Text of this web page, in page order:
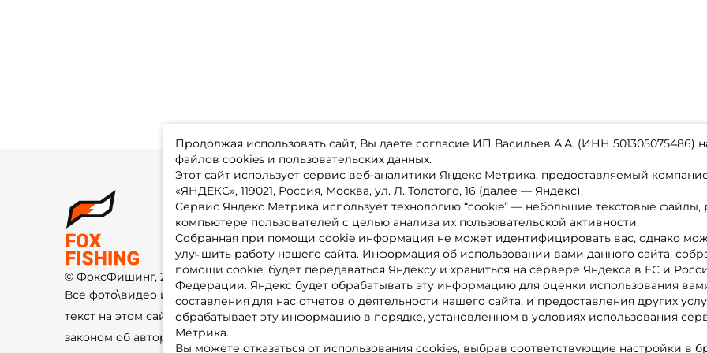
Продолжая использовать сайт, Вы даете согласие ИП Васильев А.А. (ИНН 501305075486)
файлов cookies и пользовательских данных.
Этот сайт использует сервис веб-аналитики Яндекс Метрика, предоставляемый
«ЯНДЕКС», 119021, Россия, Москва, ул. Л. Толстого, 16 (далее — Яндекс).
Сервис Яндекс Метрика использует технологию “cookie” — небольшие текстовые
компьютере пользователей с целью анализа их пользовательской активности.
Собранная при помощи cookie информация не может идентифицировать вас, однако
улучшить работу нашего сайта. Информация об использовании вами данного сайта,
помощи cookie, будет передаваться Яндексу и храниться на сервере Яндекса в ЕС и
Федерации. Яндекс будет обрабатывать эту информацию для оценки использования
составления для нас отчетов о деятельности нашего сайта, и предоставления других
обрабатывает эту информацию в порядке, установленном в условиях использования
Метрика.
Вы можете отказаться от использования cookies, выбрав соответствующие настройки в
© ФоксФишинг, 2009-2026
Все фото\видео изображения и
текст на этом сайте защищены
законом об авторском праве и не
О магазине
Доставка
Оплата
Fox-bonus
Гуру
Контакты
Политика обработки ПД
Каталог товаров
Акции
Новинки
Бренды
Партнерская программа